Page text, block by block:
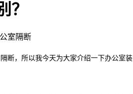
？
室隔断
断，所以我今天为大家介绍一下办公室装